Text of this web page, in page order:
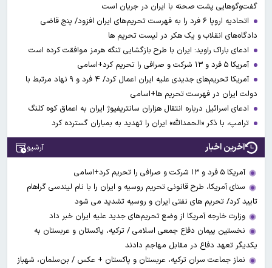
گفت‌وگوهایی پشت صحنه با ایران در جریان است
اتحادیه اروپا ۶ فرد را به فهرست تحریم‌های ایران افزود/ پنج قاضی
دادگاه‌های انقلاب و یک هکر در لیست تحریم ها
ادعای باراک راوید: ایران با طرح بازگشایی تنگه هرمز موافقت کرده است
آمریکا ۵ فرد و ۱۳ شرکت و صرافی را تحریم کرد+اسامی
آمریکا تحریم‌های جدیدی علیه ایران اعمال کرد/ ۴ فرد و ۹ نهاد مرتبط با
دولت ایران در فهرست تحریم ها+اسامی
ادعای اسرائیل درباره انتقال هزاران سانتریفیوژ ایران به اعماق کوه کلنگ
ترامپ، با ذکر «الحمدالله» ایران را تهدید به بمباران گسترده کرد
آخرین اخبار آرشیو
آمریکا ۵ فرد و ۱۳ شرکت و صرافی را تحریم کرد+اسامی
سنای آمریکا، طرح قانونی تحریم روسیه و ایران را با نام لیندسی گراهام
تایید کرد/ تحریم های نفتی ایران و روسیه تشدید می شود
وزارت خارجه آمریکا از وضع تحریم‌های جدید علیه ایران خبر داد
نخستین پیمان دفاع جمعی اسلامی / ترکیه، پاکستان و عربستان به
یکدیگر تعهد دفاع در مقابل مهاجم دادند
نماز جماعت سران ترکیه، عربستان و پاکستان + عکس / بن‌سلمان، شهباز